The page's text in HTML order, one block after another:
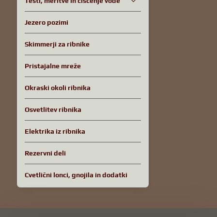
Jezero pozimi
Skimmerji za ribnike
Pristajalne mreže
Okraski okoli ribnika
Osvetlitev ribnika
Elektrika iz ribnika
Rezervni deli
Cvetlični lonci, gnojila in dodatki